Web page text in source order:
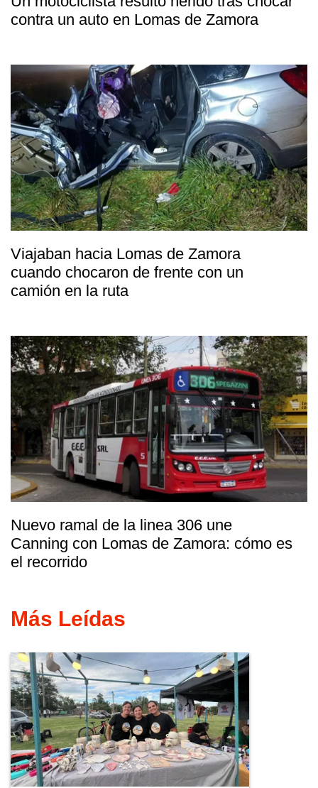
contra un auto en Lomas de Zamora
Viajaban hacia Lomas de Zamora
cuando chocaron de frente con un
camión en la ruta
Nuevo ramal de la linea 306 une
Canning con Lomas de Zamora: cómo es
el recorrido
Más Leídas